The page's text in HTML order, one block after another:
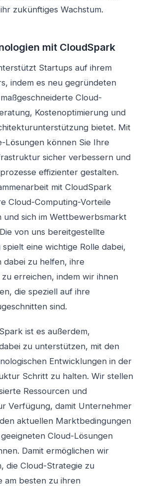
zukünftiges Wachstum.
mit CloudSpark
Startups auf ihrem
indem es neu gegründeten
Cloud-
Kostenoptimierung und
bietet. Mit
Lösungen können Sie Ihre
sicher verbessern und
effizienter gestalten.
mit CloudSpark
Cloud-Computing-Vorteile
und sich im Wettbewerbsmarkt
von uns bereitgestellte
eine wichtige Rolle dabei,
dabei zu helfen, ihre
zu erreichen, indem wir ihnen
die speziell auf ihre
sind.
ist es außerdem,
zu unterstützen, mit den
Entwicklungen in der
Schritt zu halten. Wir stellen
Ressourcen und
Verfügung, damit Unternehmer
aktuellen Marktbedingungen
Cloud-Lösungen
Damit ermöglichen wir
die Cloud-Strategie zu
am besten zu ihren